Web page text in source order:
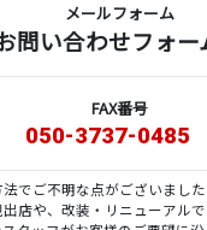
メールフォーム
問い合わせフォー
FAX番号
050-3737-0485
でご不明な点がございまし
店や、改装・リニューアル